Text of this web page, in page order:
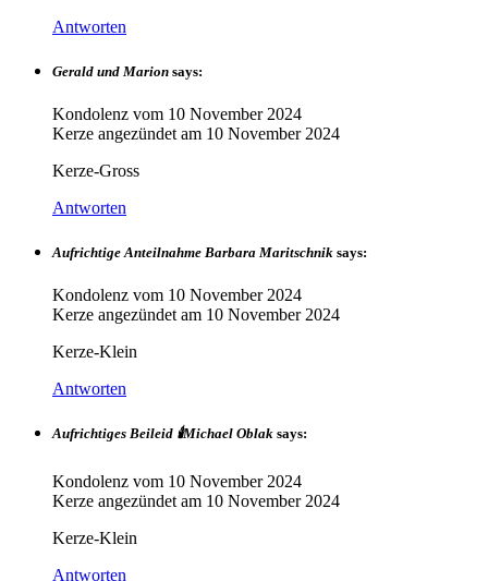
Antworten
Gerald und Marion says:
Kondolenz vom 10 November 2024
Kerze angezündet am 10 November 2024
Kerze-Gross
Antworten
Aufrichtige Anteilnahme Barbara Maritschnik says:
Kondolenz vom 10 November 2024
Kerze angezündet am 10 November 2024
Kerze-Klein
Antworten
Aufrichtiges Beileid 🕯️Michael Oblak says:
Kondolenz vom 10 November 2024
Kerze angezündet am 10 November 2024
Kerze-Klein
Antworten